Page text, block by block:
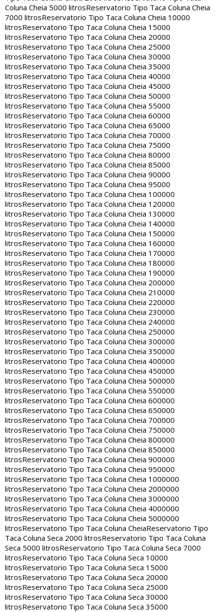
Coluna Cheia 5000 litrosReservatorio Tipo Taca Coluna Cheia
7000 litrosReservatorio Tipo Taca Coluna Cheia 10000
litrosReservatorio Tipo Taca Coluna Cheia 15000
litrosReservatorio Tipo Taca Coluna Cheia 20000
litrosReservatorio Tipo Taca Coluna Cheia 25000
litrosReservatorio Tipo Taca Coluna Cheia 30000
litrosReservatorio Tipo Taca Coluna Cheia 35000
litrosReservatorio Tipo Taca Coluna Cheia 40000
litrosReservatorio Tipo Taca Coluna Cheia 45000
litrosReservatorio Tipo Taca Coluna Cheia 50000
litrosReservatorio Tipo Taca Coluna Cheia 55000
litrosReservatorio Tipo Taca Coluna Cheia 60000
litrosReservatorio Tipo Taca Coluna Cheia 65000
litrosReservatorio Tipo Taca Coluna Cheia 70000
litrosReservatorio Tipo Taca Coluna Cheia 75000
litrosReservatorio Tipo Taca Coluna Cheia 80000
litrosReservatorio Tipo Taca Coluna Cheia 85000
litrosReservatorio Tipo Taca Coluna Cheia 90000
litrosReservatorio Tipo Taca Coluna Cheia 95000
litrosReservatorio Tipo Taca Coluna Cheia 100000
litrosReservatorio Tipo Taca Coluna Cheia 120000
litrosReservatorio Tipo Taca Coluna Cheia 130000
litrosReservatorio Tipo Taca Coluna Cheia 140000
litrosReservatorio Tipo Taca Coluna Cheia 150000
litrosReservatorio Tipo Taca Coluna Cheia 160000
litrosReservatorio Tipo Taca Coluna Cheia 170000
litrosReservatorio Tipo Taca Coluna Cheia 180000
litrosReservatorio Tipo Taca Coluna Cheia 190000
litrosReservatorio Tipo Taca Coluna Cheia 200000
litrosReservatorio Tipo Taca Coluna Cheia 210000
litrosReservatorio Tipo Taca Coluna Cheia 220000
litrosReservatorio Tipo Taca Coluna Cheia 230000
litrosReservatorio Tipo Taca Coluna Cheia 240000
litrosReservatorio Tipo Taca Coluna Cheia 250000
litrosReservatorio Tipo Taca Coluna Cheia 300000
litrosReservatorio Tipo Taca Coluna Cheia 350000
litrosReservatorio Tipo Taca Coluna Cheia 400000
litrosReservatorio Tipo Taca Coluna Cheia 450000
litrosReservatorio Tipo Taca Coluna Cheia 500000
litrosReservatorio Tipo Taca Coluna Cheia 550000
litrosReservatorio Tipo Taca Coluna Cheia 600000
litrosReservatorio Tipo Taca Coluna Cheia 650000
litrosReservatorio Tipo Taca Coluna Cheia 700000
litrosReservatorio Tipo Taca Coluna Cheia 750000
litrosReservatorio Tipo Taca Coluna Cheia 800000
litrosReservatorio Tipo Taca Coluna Cheia 850000
litrosReservatorio Tipo Taca Coluna Cheia 900000
litrosReservatorio Tipo Taca Coluna Cheia 950000
litrosReservatorio Tipo Taca Coluna Cheia 1000000
litrosReservatorio Tipo Taca Coluna Cheia 2000000
litrosReservatorio Tipo Taca Coluna Cheia 3000000
litrosReservatorio Tipo Taca Coluna Cheia 4000000
litrosReservatorio Tipo Taca Coluna Cheia 5000000
litrosReservatorio Tipo Taca Coluna CheiaReservatorio Tipo
Taca Coluna Seca 2000 litrosReservatorio Tipo Taca Coluna
Seca 5000 litrosReservatorio Tipo Taca Coluna Seca 7000
litrosReservatorio Tipo Taca Coluna Seca 10000
litrosReservatorio Tipo Taca Coluna Seca 15000
litrosReservatorio Tipo Taca Coluna Seca 20000
litrosReservatorio Tipo Taca Coluna Seca 25000
litrosReservatorio Tipo Taca Coluna Seca 30000
litrosReservatorio Tipo Taca Coluna Seca 35000